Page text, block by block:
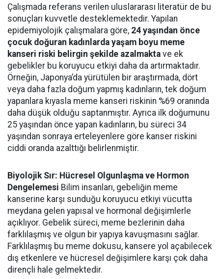
Çalışmada referans verilen uluslararası literatür de bu
sonuçları kuvvetle desteklemektedir. Yapılan
epidemiyolojik çalışmalara göre, 24 yaşından önce
çocuk doğuran kadınlarda yaşam boyu meme
kanseri riski belirgin şekilde azalmakta ve ek
gebelikler bu koruyucu etkiyi daha da artırmaktadır.
Örneğin, Japonya’da yürütülen bir araştırmada, dört
veya daha fazla doğum yapmış kadınların, tek doğum
yapanlara kıyasla meme kanseri riskinin %69 oranında
daha düşük olduğu saptanmıştır. Ayrıca ilk doğumunu
25 yaşından önce yapan kadınların, bu süreci 34
yaşından sonraya erteleyenlere göre kanser riskini
ciddi oranda azalttığı belirlenmiştir.
Biyolojik Sır: Hücresel Olgunlaşma ve Hormon
Dengelemesi Bilim insanları, gebeliğin meme
kanserine karşı sunduğu koruyucu etkiyi vücutta
meydana gelen yapısal ve hormonal değişimlerle
açıklıyor. Gebelik süreci, meme bezlerinin daha
farklılaşmış ve olgun bir yapıya kavuşmasını sağlar.
Farklılaşmış bu meme dokusu, kansere yol açabilecek
dış etkenlere ve hücresel değişimlere karşı çok daha
dirençli hale gelmektedir.